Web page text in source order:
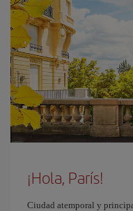
¡Hola, París!
Ciudad atemporal y